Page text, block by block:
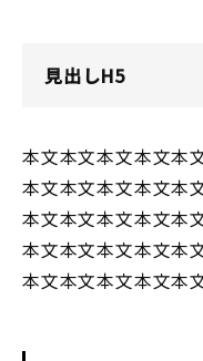
見出しH5
本文本文本文本文本
本文本文本文本文本
本文本文本文本文本
本文本文本文本文本
本文本文本文本文本